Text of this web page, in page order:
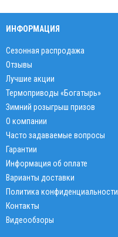
ИНФОРМАЦИЯ
Сезонная распродажа
Отзывы
Лучшие акции
Термоприводы «Богатырь»
Зимний розыгрыш призов
О компании
Часто задаваемые вопросы
Гарантии
Информация об оплате
Варианты доставки
Политика конфиденциальности
Контакты
Видеообзоры